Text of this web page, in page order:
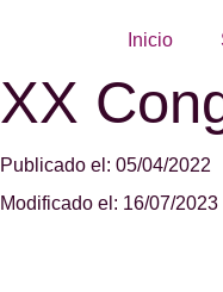
Inicio
XX
Publicado el: 05/04/2022
Modificado el: 16/07/2023